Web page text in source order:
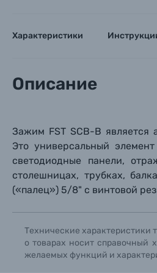
Фоторамки
Фотоальбомы
Солнцезащитные
Характеристики
Описание
Зажим FST SCB-B является
Это универсальный
светодиодные панели,
столешницах, трубках,
(«палец») 5/8" с винтовой
Технические характеристики
о товарах носит справочный
желаемых функций и